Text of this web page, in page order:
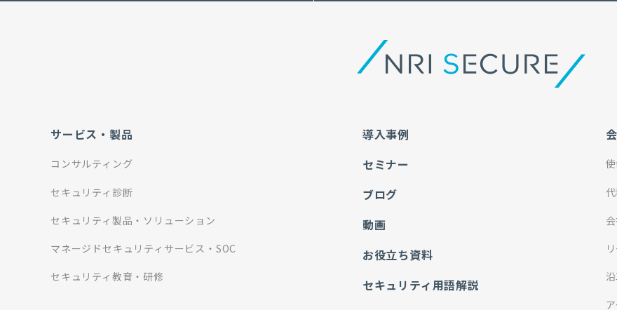
サービス・製品
コンサルティング
セキュリティ診断
セキュリティ製品・ソリューション
マネージドセキュリティサービス・SOC
セキュリティ教育・研修
導入事例
セミナー
ブログ
動画
お役立ち資料
セキュリティ用語解説